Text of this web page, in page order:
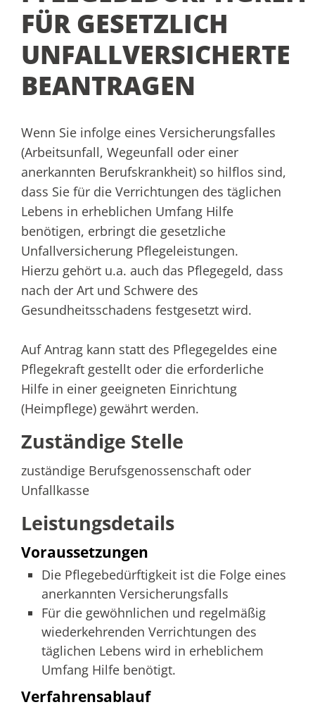
FÜR GESETZLICH
UNFALLVERSICHERTE
BEANTRAGEN
Wenn Sie infolge eines Versicherungsfalles
(Arbeitsunfall, Wegeunfall oder einer
anerkannten Berufskrankheit) so hilflos sind,
dass Sie für die Verrichtungen des täglichen
Lebens in erheblichen Umfang Hilfe
benötigen, erbringt die gesetzliche
Unfallversicherung Pflegeleistungen.
Hierzu gehört u.a. auch das Pflegegeld, dass
nach der Art und Schwere des
Gesundheitsschadens festgesetzt wird.
Auf Antrag kann statt des Pflegegeldes eine
Pflegekraft gestellt oder die erforderliche
Hilfe in einer geeigneten Einrichtung
(Heimpflege) gewährt werden.
Zuständige Stelle
zuständige Berufsgenossenschaft oder
Unfallkasse
Leistungsdetails
Voraussetzungen
Die Pflegebedürftigkeit ist die Folge eines
anerkannten Versicherungsfalls
Für die gewöhnlichen und regelmäßig
wiederkehrenden Verrichtungen des
täglichen Lebens wird in erheblichem
Umfang Hilfe benötigt.
Verfahrensablauf